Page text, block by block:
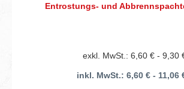
Entrostungs- und
exkl. MwSt.: 6,60 € - 9,30
inkl. MwSt.: 6,60 € - 11,06